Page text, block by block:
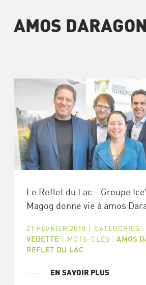
AMOS DARAGON
Le Reflet du Lac – Groupe
Magog donne vie à amos
21 FÉVRIER 2018 | CATÉGORIES :
VEDETTE | MOTS-CLÉS : AMOS
REFLET DU LAC
EN SAVOIR PLUS